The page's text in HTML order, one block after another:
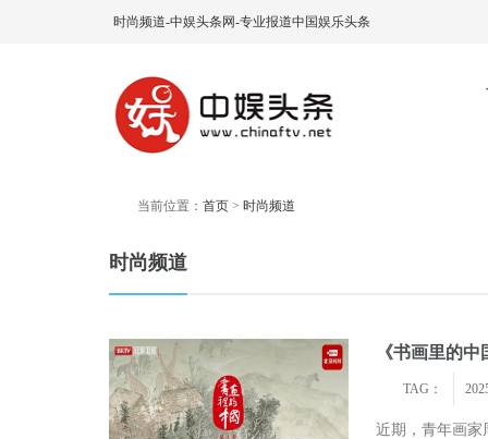
时尚频道-中娱头条网-专业报道中国娱乐头条
当前位置： 首页 > 时尚频道
时尚频道
《书画里的
TAG：
近期，青年画家